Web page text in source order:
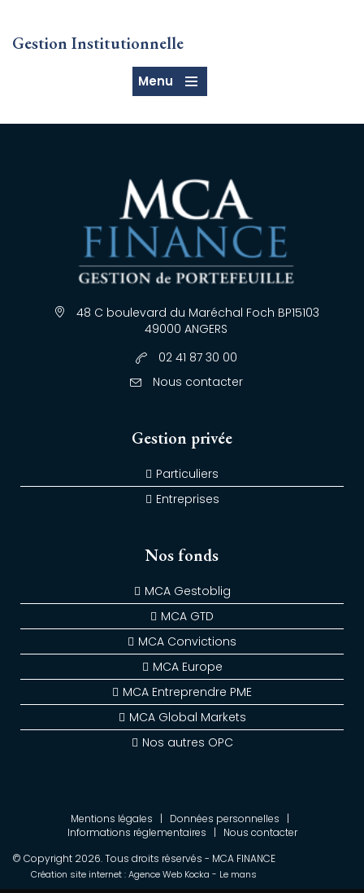
Gestion Institutionnelle
Menu
48 C boulevard du Maréchal Foch BP15103
49000 ANGERS
02 41 87 30 00
Nous contacter
Gestion privée
Particuliers
Entreprises
Nos fonds
MCA Gestoblig
MCA GTD
MCA Convictions
MCA Europe
MCA Entreprendre PME
MCA Global Markets
Nos autres OPC
Mentions légales | Données personnelles |
Informations réglementaires |
Nous contacter
© Copyright 2026. Tous droits réservés - MCA FINANCE
Création site internet : Agence Web Kocka - Le mans